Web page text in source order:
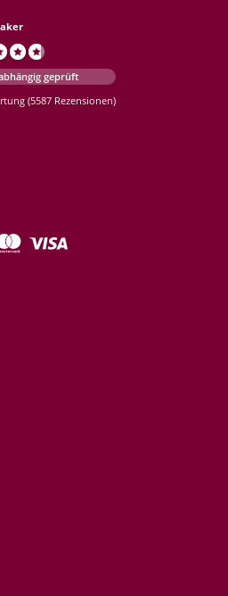
geprüft
(5587 Rezensionen)